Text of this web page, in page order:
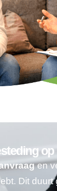
op
en
Dit duurt